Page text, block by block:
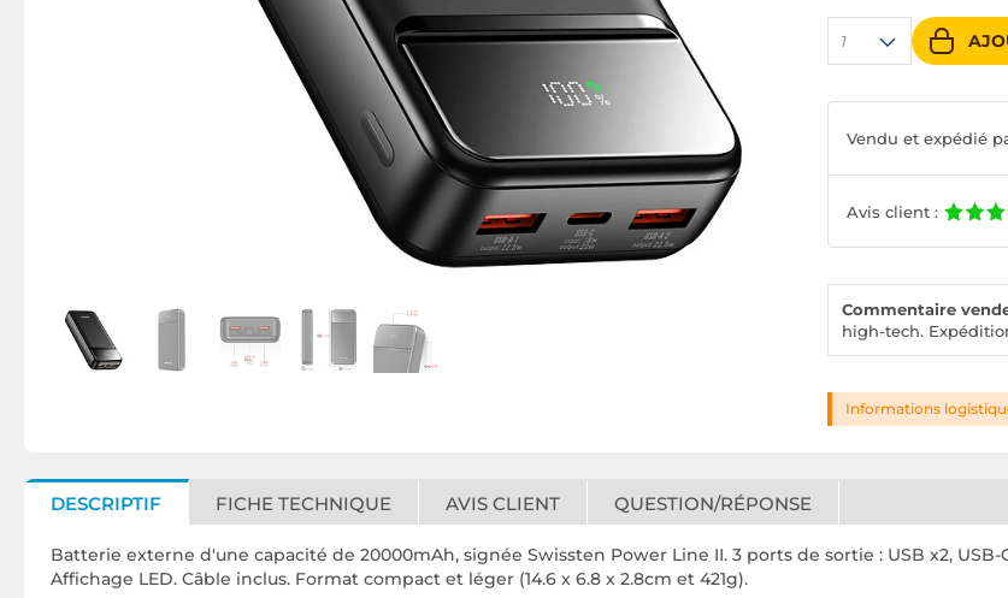
1
Vendu et expédié
Avis client :
Commentaire
high-tech.
Informations
DESCRIPTIF FICHE TECHNIQUE AVIS CLIENT QUESTION/RÉPONSE
Batterie externe d'une capacité de 20000mAh, signée Swissten Power Line II. 3 ports de sortie : USB x2,
Affichage LED. Câble inclus. Format compact et léger (14.6 x 6.8 x 2.8cm et 421g).